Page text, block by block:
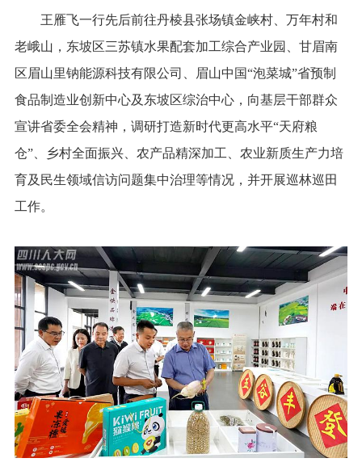
王雁飞一行先后前往丹棱县张场镇金峡村、万年村和
老峨山，东坡区三苏镇水果配套加工综合产业园、甘眉南
区眉山里钠能源科技有限公司、眉山中国“泡菜城”省预制
食品制造业创新中心及东坡区综治中心，向基层干部群众
宣讲省委全会精神，调研打造新时代更高水平“天府粮
仓”、乡村全面振兴、农产品精深加工、农业新质生产力培
育及民生领域信访问题集中治理等情况，并开展巡林巡田
工作。